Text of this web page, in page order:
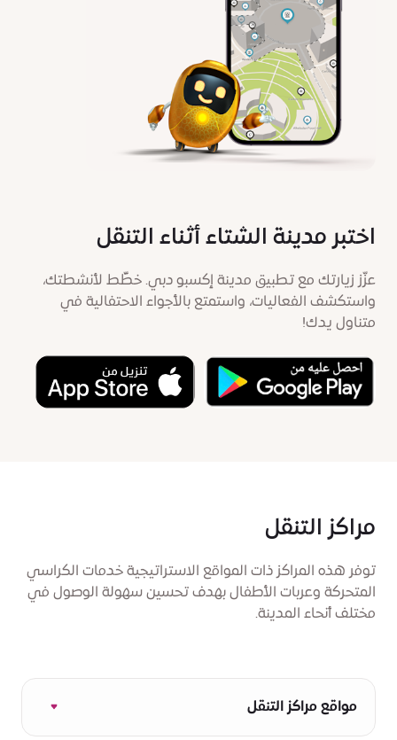
اختبر مدينة الشتاء أثناء التنقل
عزّز زيارتك مع تطبيق مدينة إكسبو دبي. خطِّط لأنشطتك،
واستكشف الفعاليات، واستمتع بالأجواء الاحتفالية في
متناول يدك!
مراكز التنقل
توفر هذه المراكز ذات المواقع الاستراتيجية خدمات الكراسي
المتحركة وعربات الأطفال بهدف تحسين سهولة الوصول في
مختلف أنحاء المدينة.
مواقع مراكز التنقل